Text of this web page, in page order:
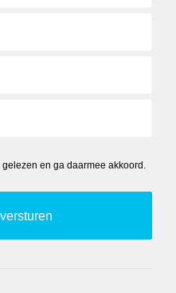
gelezen en ga daarmee akkoord.